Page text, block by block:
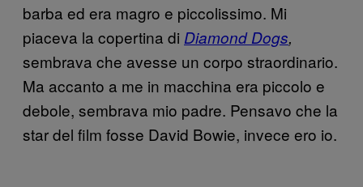
barba ed era magro e piccolissimo. Mi
piaceva la copertina di Diamond Dogs,
sembrava che avesse un corpo straordinario.
Ma accanto a me in macchina era piccolo e
debole, sembrava mio padre. Pensavo che la
star del film fosse David Bowie, invece ero io.